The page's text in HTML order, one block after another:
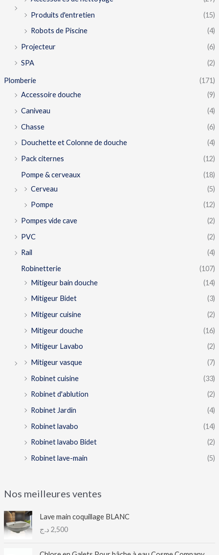
Produits d'entretien
(15)
Robots de Piscine
(4)
Projecteur
(6)
SPA
(2)
Plomberie
(171)
Accessoire douche
(9)
Caniveau
(4)
Chasse
(6)
Douchette et Colonne de douche
(4)
Pack citernes
(12)
Pompe & cerveaux
(18)
Cerveau
(5)
Pompe
(12)
Pompes vide cave
(2)
PVC
(2)
Rail
(4)
Robinetterie
(107)
Mitigeur bain douche
(14)
Mitigeur Bidet
(3)
Mitigeur cuisine
(2)
Mitigeur douche
(16)
Mitigeur Lavabo
(2)
Mitigeur vasque
(7)
Robinet cuisine
(33)
Robinet d'ablution
(2)
Robinet Jardin
(4)
Robinet lavabo
(14)
Robinet lavabo Bidet
(2)
Robinet lave-main
(5)
Nos meilleures ventes
Lave main coquillage BLANC
2,500 د.ج